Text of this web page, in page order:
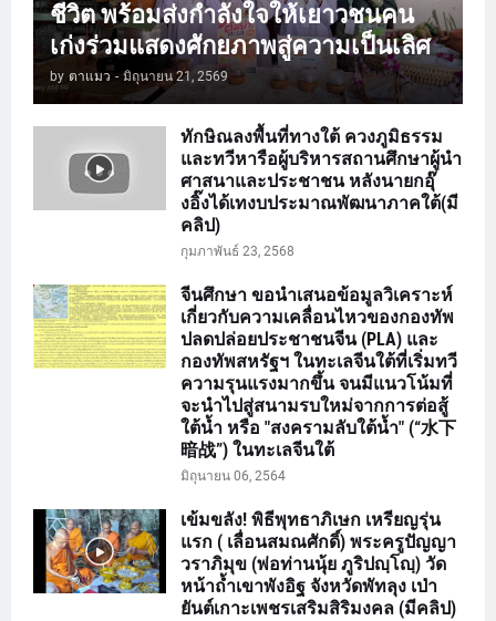
ชีวิต พร้อมส่งกำลังใจให้เยาวชนคน
เก่งร่วมแสดงศักยภาพสู่ความเป็นเลิศ
by ตาแมว - มิถุนายน 21, 2569
ทักษิณลงพื้นที่ทางใต้ ควงภูมิธรรม
และทวีหารือผู้บริหารสถานศึกษาผู้นำ
ศาสนาและประชาชน หลังนายกอุ๊
งอิ๊งได้เทงบประมาณพัฒนาภาคใต้(มี
คลิป)
กุมภาพันธ์ 23, 2568
จีนศึกษา ขอนำเสนอข้อมูลวิเคราะห์
เกี่ยวกับความเคลื่อนไหวของกองทัพ
ปลดปล่อยประชาชนจีน (PLA) และ
กองทัพสหรัฐฯ ในทะเลจีนใต้ที่เริ่มทวี
ความรุนแรงมากขึ้น จนมีแนวโน้มที่
จะนำไปสู่สนามรบใหม่จากการต่อสู้
ใต้น้ำ หรือ "สงครามลับใต้น้ำ" (“水下
暗战”) ในทะเลจีนใต้
มิถุนายน 06, 2564
เข้มขลัง! พิธีพุทธาภิเษก เหรียญรุ่น
แรก ( เลื่อนสมณศักดิ์) พระครูปัญญา
วราภิมุข (พ่อท่านนุ้ย ภูริปญฺโญฺ) วัด
หน้าถ้ำเขาพังอิฐ จังหวัดพัทลุง เป่า
ยันต์เกาะเพชรเสริมสิริมงคล (มีคลิป)